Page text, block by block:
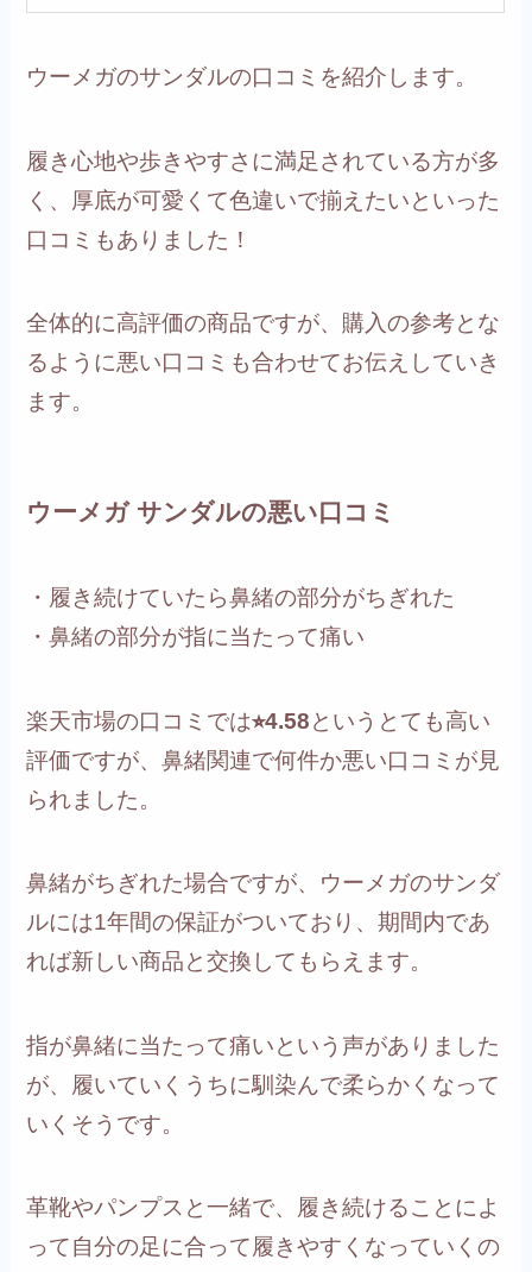
ウーメガのサンダルの口コミを紹介します。
履き心地や歩きやすさに満足されている方が多
く、厚底が可愛くて色違いで揃えたいといった
口コミもありました！
全体的に高評価の商品ですが、購入の参考とな
るように悪い口コミも合わせてお伝えしていき
ます。
ウーメガ サンダルの悪い口コミ
・履き続けていたら鼻緒の部分がちぎれた
・鼻緒の部分が指に当たって痛い
楽天市場の口コミでは⭐︎4.58というとても高い
評価ですが、鼻緒関連で何件か悪い口コミが見
られました。
鼻緒がちぎれた場合ですが、ウーメガのサンダ
ルには1年間の保証がついており、期間内であ
れば新しい商品と交換してもらえます。
指が鼻緒に当たって痛いという声がありました
が、履いていくうちに馴染んで柔らかくなって
いくそうです。
革靴やパンプスと一緒で、履き続けることによ
って自分の足に合って履きやすくなっていくの